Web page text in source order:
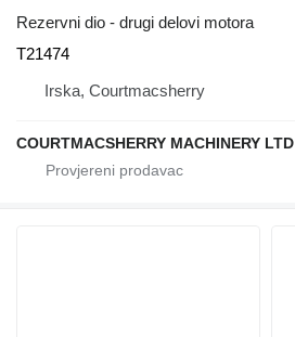
Rezervni dio - drugi delovi motora
T21474
Irska, Courtmacsherry
COURTMACSHERRY MACHINERY LTD